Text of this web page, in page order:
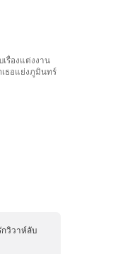
รื่องแต่งงาน
ธอแย่งภูมินทร์
วิวาห์ลับ